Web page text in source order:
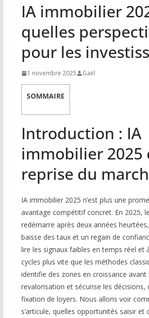
IA immobilier
quelles
pour les
1 novembre 2025 Gaël
SOMMAIRE
Introduction : IA
immobilier 2025
reprise du
IA immobilier 2025 n’est plus une
avantage compétitif concret. En 2025,
redémarre après deux années
baisse des taux et un regain de
lire les signaux faibles en temps réel et
cycles plus vite que les méthodes
identifie des zones en croissance avant
revalorisation et sécurise les décisions,
fixation de loyers. Nous allons voir
s’articule, quelles opportunités saisir et